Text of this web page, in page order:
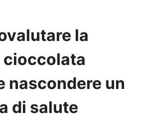
la
cioccolata
nascondere un
di salute